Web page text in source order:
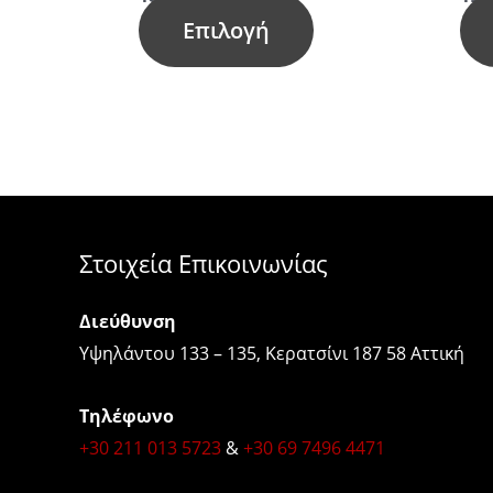
Επιλογή
σελίδα
Στοιχεία Επικοινωνίας
Διεύθυνση
Υψηλάντου 133 – 135, Κερατσίνι 187 58 Αττική
Τηλέφωνο
+30 211 013 5723 &+30 69 7496 4471